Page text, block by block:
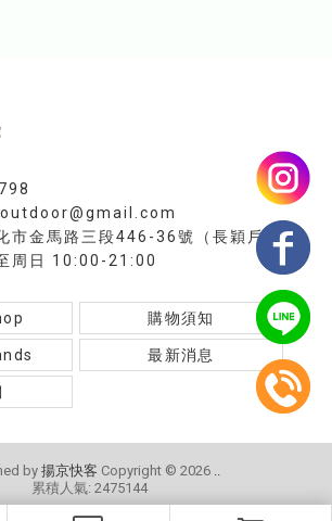
市金馬路三段446-36號（長穎戶外）
周日 10:00-21:00
購物須知
最新消息
by 揚京快客 Copyright © 2026 ..
累積人氣: 2475144